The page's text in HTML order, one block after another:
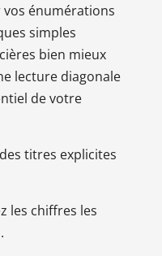
énumérations
simples
bien mieux
lecture diagonale
de votre
titres explicites
les chiffres les